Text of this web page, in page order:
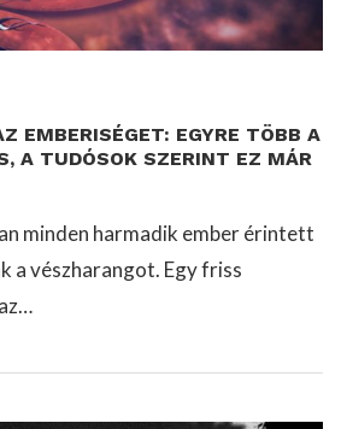
EMBERISÉGET: EGYRE TÖBB A
A TUDÓSOK SZERINT EZ MÁR
minden harmadik ember érintett
a vészharangot. Egy friss